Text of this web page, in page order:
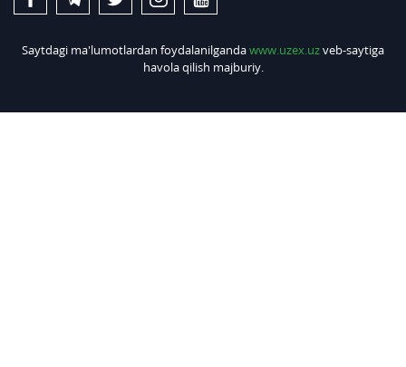
Saytdagi ma'lumotlardan foydalanilgandawww.uzex.uzveb-saytiga
havola qilish majburiy.